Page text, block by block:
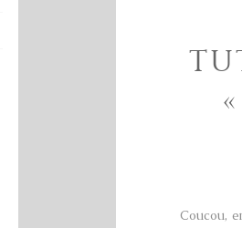
Coucou,